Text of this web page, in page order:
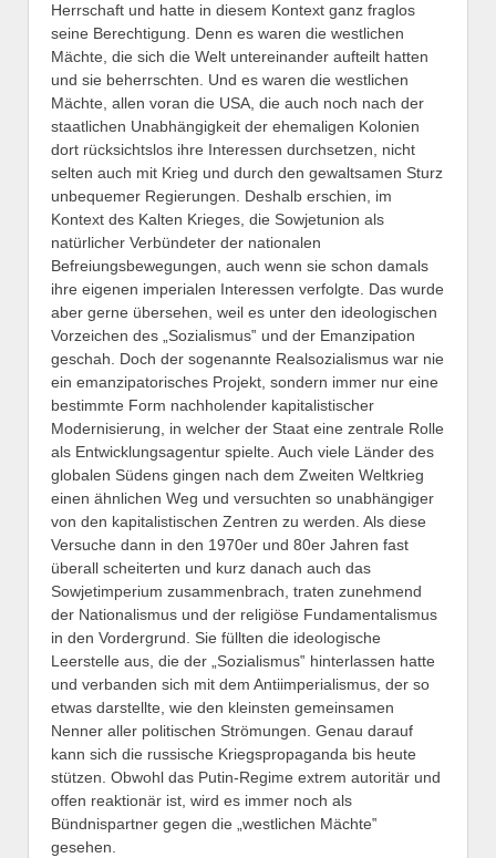
Herrschaft und hatte in diesem Kontext ganz fraglos
seine Berechtigung. Denn es waren die westlichen
Mächte, die sich die Welt untereinander aufteilt hatten
und sie beherrschten. Und es waren die westlichen
Mächte, allen voran die USA, die auch noch nach der
staatlichen Unabhängigkeit der ehemaligen Kolonien
dort rücksichtslos ihre Interessen durchsetzen, nicht
selten auch mit Krieg und durch den gewaltsamen Sturz
unbequemer Regierungen. Deshalb erschien, im
Kontext des Kalten Krieges, die Sowjetunion als
natürlicher Verbündeter der nationalen
Befreiungsbewegungen, auch wenn sie schon damals
ihre eigenen imperialen Interessen verfolgte. Das wurde
aber gerne übersehen, weil es unter den ideologischen
Vorzeichen des „Sozialismus‟ und der Emanzipation
geschah. Doch der sogenannte Realsozialismus war nie
ein emanzipatorisches Projekt, sondern immer nur eine
bestimmte Form nachholender kapitalistischer
Modernisierung, in welcher der Staat eine zentrale Rolle
als Entwicklungsagentur spielte. Auch viele Länder des
globalen Südens gingen nach dem Zweiten Weltkrieg
einen ähnlichen Weg und versuchten so unabhängiger
von den kapitalistischen Zentren zu werden. Als diese
Versuche dann in den 1970er und 80er Jahren fast
überall scheiterten und kurz danach auch das
Sowjetimperium zusammenbrach, traten zunehmend
der Nationalismus und der religiöse Fundamentalismus
in den Vordergrund. Sie füllten die ideologische
Leerstelle aus, die der „Sozialismus‟ hinterlassen hatte
und verbanden sich mit dem Antiimperialismus, der so
etwas darstellte, wie den kleinsten gemeinsamen
Nenner aller politischen Strömungen. Genau darauf
kann sich die russische Kriegspropaganda bis heute
stützen. Obwohl das Putin-Regime extrem autoritär und
offen reaktionär ist, wird es immer noch als
Bündnispartner gegen die „westlichen Mächte‟
gesehen.